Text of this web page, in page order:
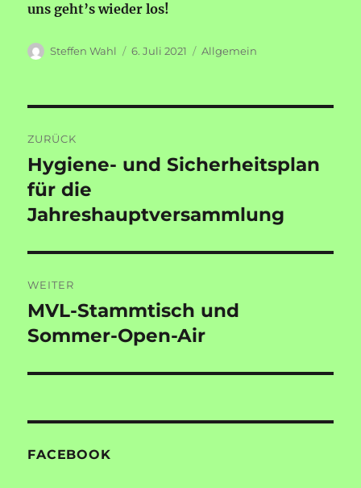
uns geht’s wieder los!
Autor
Steffen Wahl
Veröffentlicht
6. Juli 2021 Kategorien
Allgemein
ZURÜCK
Vorheriger
Beitrag:
Hygiene- und Sicherheitsplan
für die
Jahreshauptversammlung
WEITER
Nächster
Beitrag:
MVL-Stammtisch und
Sommer-Open-Air
FACEBOOK